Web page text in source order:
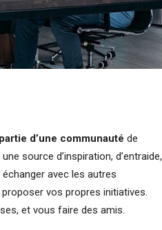
d’une communauté de
source d’inspiration, d’entraide,
avec les autres
vos propres initiatives.
et vous faire des amis.